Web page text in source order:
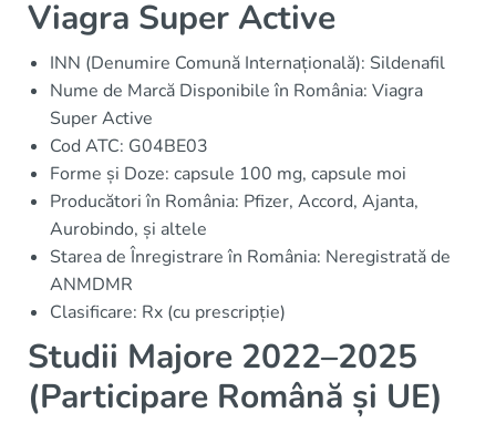
Viagra Super Active
INN (Denumire Comună Internațională): Sildenafil
Nume de Marcă Disponibile în România: Viagra
Super Active
Cod ATC: G04BE03
Forme și Doze: capsule 100 mg, capsule moi
Producători în România: Pfizer, Accord, Ajanta,
Aurobindo, și altele
Starea de Înregistrare în România: Neregistrată de
ANMDMR
Clasificare: Rx (cu prescripție)
Studii Majore 2022–2025
(Participare Română și UE)